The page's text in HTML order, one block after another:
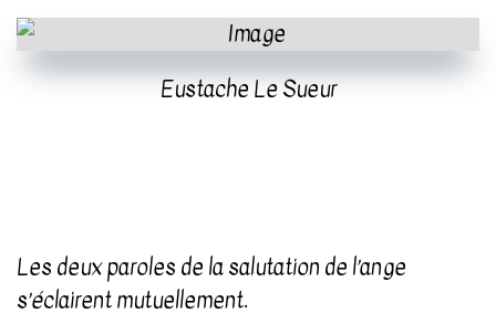
Eustache Le Sueur
Les deux paroles de la salutation de l’ange
s’éclairent mutuellement.